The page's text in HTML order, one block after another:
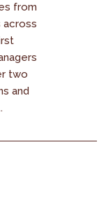
from
across
two
and